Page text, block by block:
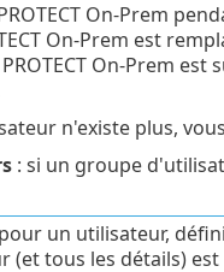
On-Prem
On-Prem est
On-Prem
n'existe plus,
: si un groupe
pour un utilisateur,
(et tous les détails)